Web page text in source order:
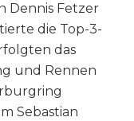
Dennis Fetzer
die Top-3-
das
und Rennen
Sebastian